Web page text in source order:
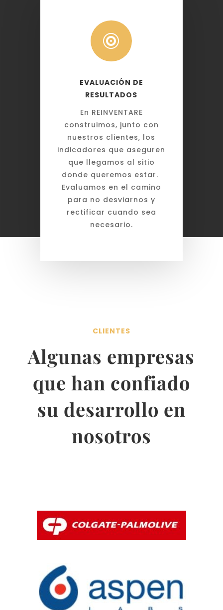

EVALUACIÓN DE
RESULTADOS
En REINVENTARE
construimos, junto con
nuestros clientes, los
indicadores que aseguren
que llegamos al sitio
donde queremos estar.
Evaluamos en el camino
para no desviarnos y
rectificar cuando sea
necesario.
CLIENTES
Algunas empresas
que han confiado
su desarrollo en
nosotros